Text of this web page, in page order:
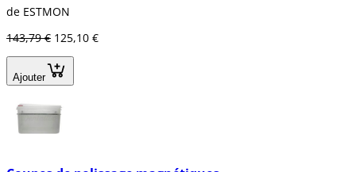
de ESTMON
143,79 € 125,10 €
Ajouter